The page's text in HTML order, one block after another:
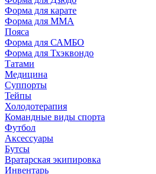
Форма для карате
Форма для MMA
Пояса
Форма для САМБО
Форма для Тхэквондо
Татами
Медицина
Суппорты
Тейпы
Холодотерапия
Командные виды спорта
Футбол
Аксессуары
Бутсы
Вратарская экипировка
Инвентарь